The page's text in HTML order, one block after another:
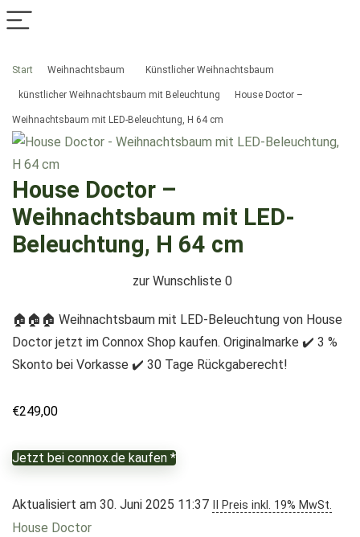
Start Weihnachtsbaum Künstlicher Weihnachtsbaum
künstlicher Weihnachtsbaum mit Beleuchtung House Doctor –
Weihnachtsbaum mit LED-Beleuchtung, H 64 cm
House Doctor –
Weihnachtsbaum mit LED-
Beleuchtung, H 64 cm
zur Wunschliste 0
🏠🏠🏠 Weihnachtsbaum mit LED-Beleuchtung von House
Doctor jetzt im Connox Shop kaufen. Originalmarke ✔️ 3 %
Skonto bei Vorkasse ✔️ 30 Tage Rückgaberecht!
€249,00
Jetzt bei connox.de kaufen *
Aktualisiert am 30. Juni 2025 11:37 II Preis inkl. 19% MwSt.
House Doctor